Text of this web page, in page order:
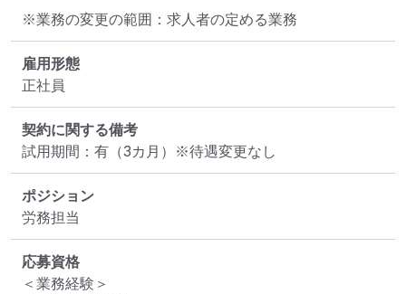
※業務の変更の範囲：求人者の定める業務
雇用形態
正社員
契約に関する備考
試用期間：有（3カ月）※待遇変更なし
ポジション
労務担当
応募資格
＜業務経験＞